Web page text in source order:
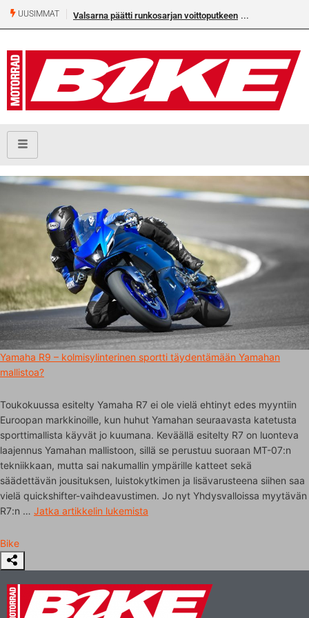
UUSIMMAT Valsarna päätti runkosarjan voittoputkeen
Yamaha R9 – kolmisylinterinen sportti täydentämään Yamahan
mallistoa?
Toukokuussa esitelty Yamaha R7 ei ole vielä ehtinyt edes myyntiin
Euroopan markkinoille, kun huhut Yamahan seuraavasta katetusta
sporttimallista käyvät jo kuumana. Keväällä esitelty R7 on luonteva
laajennus Yamahan mallistoon, sillä se perustuu suoraan MT-07:n
tekniikkaan, mutta sai nakumallin ympärille katteet sekä
säädettävän jousituksen, luistokytkimen ja lisävarusteena siihen saa
vielä quickshifter-vaihdeavustimen. Jo nyt Yhdysvalloissa myytävän
R7:n … Jatka artikkelin lukemista
Bike